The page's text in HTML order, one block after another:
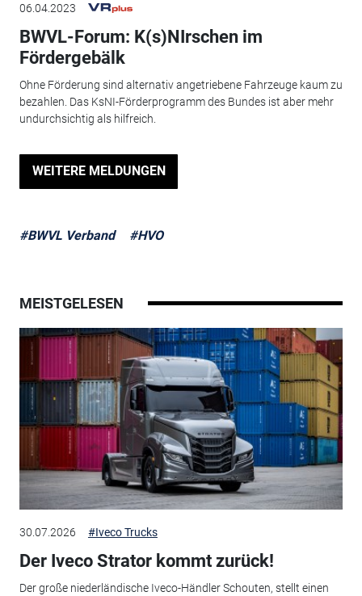
06.04.2023
BWVL-Forum: K(s)NIrschen im
Fördergebälk
Ohne Förderung sind alternativ angetriebene Fahrzeuge kaum zu
bezahlen. Das KsNI-Förderprogramm des Bundes ist aber mehr
undurchsichtig als hilfreich.
WEITERE MELDUNGEN
#BWVL Verband #HVO
MEISTGELESEN
30.07.2026 #Iveco Trucks
Der Iveco Strator kommt zurück!
Der große niederländische Iveco-Händler Schouten, stellt einen